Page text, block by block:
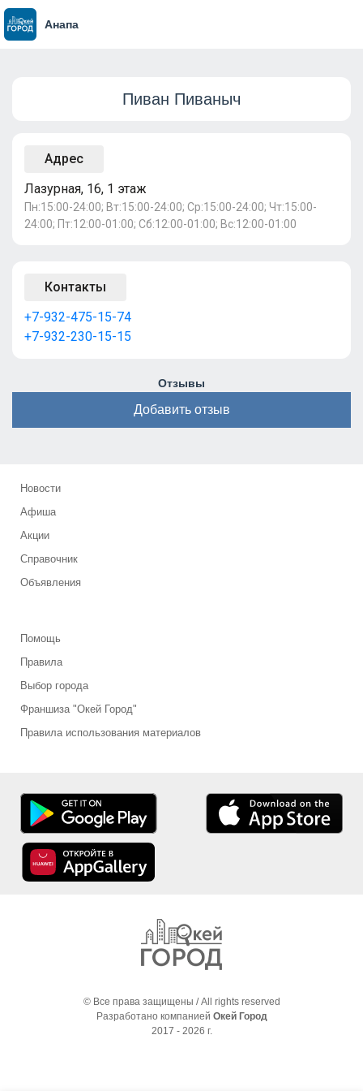
Анапа
Пиван Пиваныч
Адрес
Лазурная, 16, 1 этаж
Пн:15:00-24:00; Вт:15:00-24:00; Ср:15:00-24:00; Чт:15:00-
24:00; Пт:12:00-01:00; Сб:12:00-01:00; Вс:12:00-01:00
Контакты
+7-932-475-15-74
+7-932-230-15-15
Отзывы
Добавить отзыв
Новости
Афиша
Акции
Справочник
Объявления
Помощь
Правила
Выбор города
Франшиза "Окей Город"
Правила использования материалов
© Все права защищены / All rights reserved
Разработано компанией Окей Город
2017 - 2026 г.